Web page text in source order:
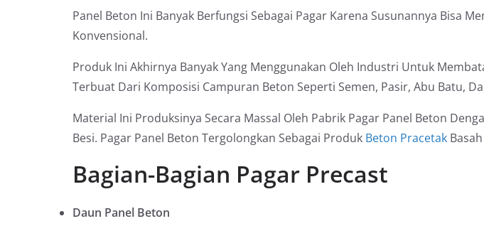
Panel Beton Ini Banyak Berfungsi Sebagai Pagar Karena Susunannya Bisa
Konvensional.
Produk Ini Akhirnya Banyak Yang Menggunakan Oleh Industri Untuk
Terbuat Dari Komposisi Campuran Beton Seperti Semen, Pasir, Abu Batu,
Material Ini Produksinya Secara Massal Oleh Pabrik Pagar Panel Beton
Besi. Pagar Panel Beton Tergolongkan Sebagai Produk Beton Pracetak
Bagian-Bagian Pagar Precast
Daun Panel Beton